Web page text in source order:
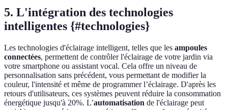
5. L'intégration des technologies
intelligentes {#technologies}
Les technologies d'éclairage intelligent, telles que les ampoules
connectées, permettent de contrôler l'éclairage de votre jardin via
votre smartphone ou assistant vocal. Cela offre un niveau de
personnalisation sans précédent, vous permettant de modifier la
couleur, l'intensité et même de programmer l’éclairage. D'après les
retours d'utilisateurs, ces systèmes peuvent réduire la consommation
énergétique jusqu'à 20%. L’automatisation de l'éclairage peut